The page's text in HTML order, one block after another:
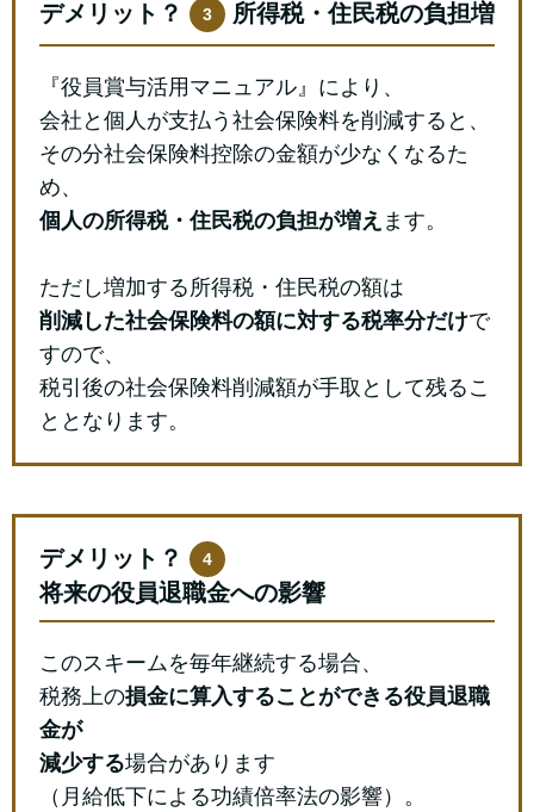
デメリット？ 3 所得税・住民税の負担増
『役員賞与活用マニュアル』により、
会社と個人が支払う社会保険料を削減すると、
その分社会保険料控除の金額が少なくなるた
め、
個人の所得税・住民税の負担が増え ます。
ただし増加する所得税・住民税の額は
削減した社会保険料の額に対する税率分だけで
すので、
税引後の社会保険料削減額が手取として残るこ
ととなります。
デメリット？ 4
将来の役員退職金への影響
このスキームを毎年継続する場合、
税務上の損金に算入することができる役員退職
金が
減少する場合があります
（月給低下による功績倍率法の影響）。